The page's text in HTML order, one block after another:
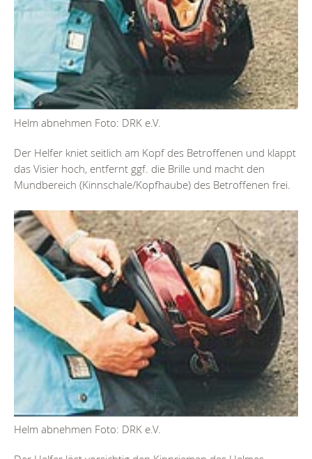
Helm abnehmen Foto: DRK e.V.
Der Helfer kniet seitlich am Kopf des Betroffenen und klappt
das Visier hoch, entfernt ggf. die Brille und macht den
Mundbereich (Kinnschale/Kopfhaube) des Betroffenen frei.
Helm abnehmen Foto: DRK e.V.